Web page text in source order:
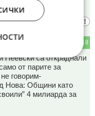
от
18
Пеевски са откраднали
от парите за
говорим-
Нова: Общини като
4 милиарда за